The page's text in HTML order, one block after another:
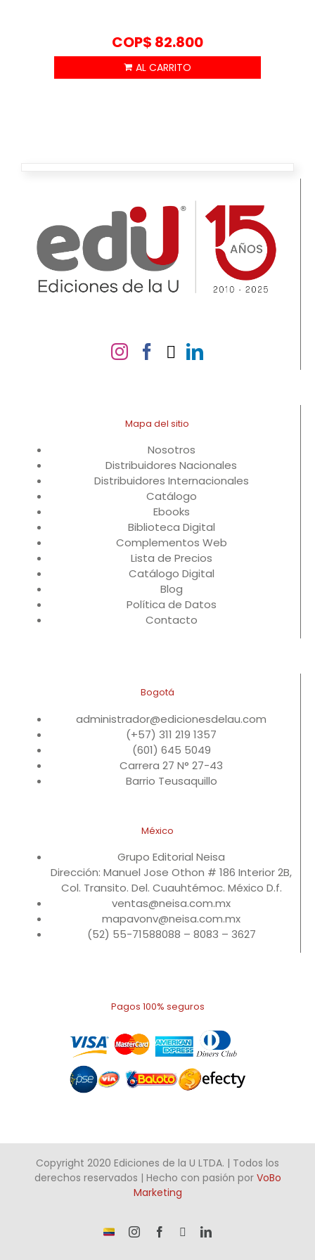
COP$ 82.800
Mapa del sitio
Nosotros
Distribuidores Nacionales
Distribuidores Internacionales
Catálogo
Ebooks
Biblioteca Digital
Complementos Web
Lista de Precios
Catálogo Digital
Blog
Política de Datos
Contacto
Bogotá
administrador@edicionesdelau.com
(+57) 311 219 1357
(601) 645 5049
Carrera 27 N° 27-43
Barrio Teusaquillo
México
Grupo Editorial Neisa
Dirección: Manuel Jose Othon # 186 Interior 2B,
Col. Transito. Del. Cuauhtémoc. México D.f.
ventas@neisa.com.mx
mapavonv@neisa.com.mx
(52) 55-71588088 – 8083 – 3627
Pagos 100% seguros
Copyright 2020 Ediciones de la U LTDA. | Todos los
derechos reservados | Hecho con pasión por VoBo
Marketing
¡Somos InstagramFacebook LinkedIn